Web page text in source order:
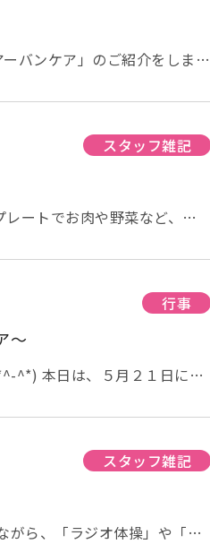
バンケア」のご紹介をしま
日発行の「全国老人保健施設
地域に根ざした地道な活動を
としてインタビューを受けま
化型老健へ移行した際の課
、由寿会職員の想いも掲載
包括支援センター アーバンケ
研修センター「結」 アーバン
ンチャイルドこども園上町
スタッフ雑記
ートでお肉や野菜など、皆
きます！！ (*^-^*)/ ご飯
た。 そして、美味しく楽し
行事
～
^*) 本日は、５月２１日に行
ケア等の化粧行為を通じてＱ
」をサポートします。 ま
を行いました。 結果、皆様
きました。 顔を清潔にする
スタッフ雑記
ら、「ラジオ体操」や「リ